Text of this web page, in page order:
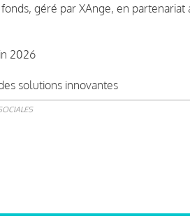
géré par XAnge, en partenariat
2026
solutions innovantes